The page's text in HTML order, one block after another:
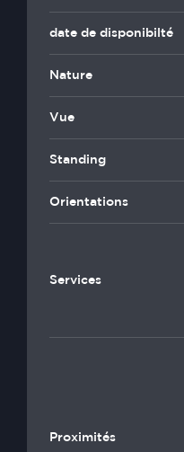
date de disponibilté
Nature
Vue
Standing
Orientations
Services
Proximités